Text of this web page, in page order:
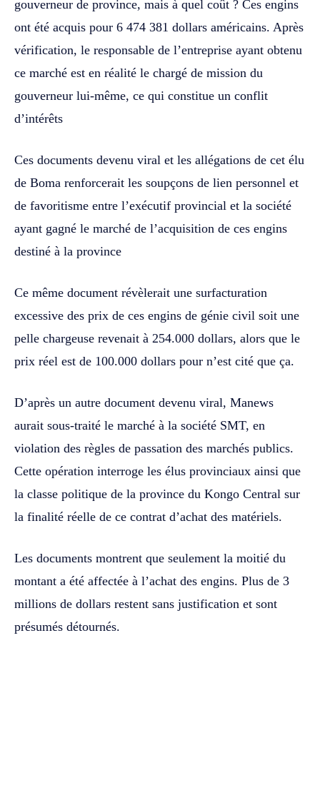
gouverneur de province, mais à quel coût ? Ces engins
ont été acquis pour 6 474 381 dollars américains. Après
vérification, le responsable de l’entreprise ayant obtenu
ce marché est en réalité le chargé de mission du
gouverneur lui-même, ce qui constitue un conflit
d’intérêts
Ces documents devenu viral et les allégations de cet élu
de Boma renforcerait les soupçons de lien personnel et
de favoritisme entre l’exécutif provincial et la société
ayant gagné le marché de l’acquisition de ces engins
destiné à la province
Ce même document révèlerait une surfacturation
excessive des prix de ces engins de génie civil soit une
pelle chargeuse revenait à 254.000 dollars, alors que le
prix réel est de 100.000 dollars pour n’est cité que ça.
D’après un autre document devenu viral, Manews
aurait sous-traité le marché à la société SMT, en
violation des règles de passation des marchés publics.
Cette opération interroge les élus provinciaux ainsi que
la classe politique de la province du Kongo Central sur
la finalité réelle de ce contrat d’achat des matériels.
Les documents montrent que seulement la moitié du
montant a été affectée à l’achat des engins. Plus de 3
millions de dollars restent sans justification et sont
présumés détournés.